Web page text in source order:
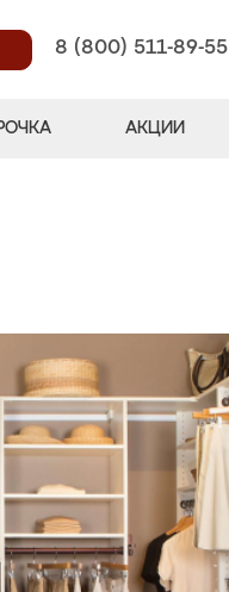
8 (800) 511-89-55
АКЦИИ